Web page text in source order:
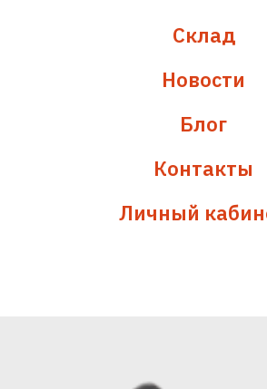
Склад
Новости
Блог
Контакты
Личный